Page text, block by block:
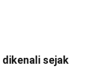
sejak